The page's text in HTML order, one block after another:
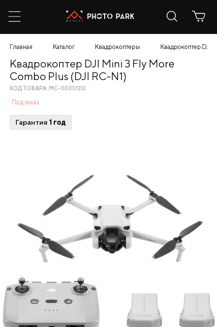
Главная Каталог Квадрокоптеры Квадрокоптер DJI
Квадрокоптер DJI Mini 3 Fly More
Combo Plus (DJI RC-N1)
КОД ТОВАРА: МС-00001313
Под заказ
Гарантия 1 год